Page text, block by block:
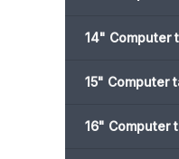
14" Computer
15" Computer
16" Computer